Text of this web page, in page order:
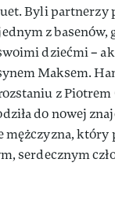
Byli partnerzy
z basenów,
dziećmi –
Maksem.
z
do nowej
mężczyzna, który
serdecznym